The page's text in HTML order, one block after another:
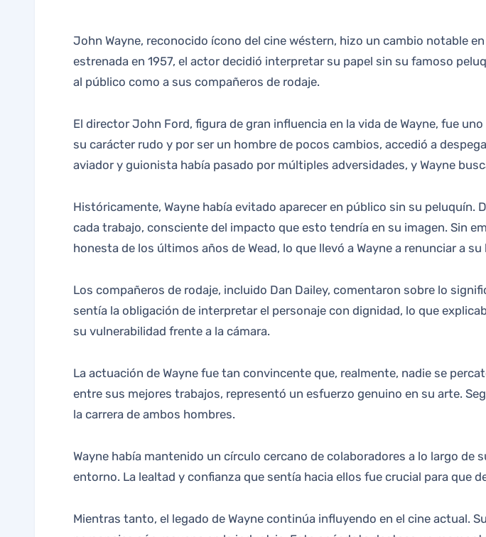
John Wayne, reconocido ícono del cine wéstern, hizo un cambio notable en una de las películas de su carrera. En "Las Alas de las Águilas",
estrenada en 1957, el actor decidió interpretar su papel sin su famoso
al público como a sus compañeros de rodaje.
El director John Ford, figura de gran influencia en la vida de Wayne, fue
su carácter rudo y por ser un hombre de pocos cambios, accedió a
aviador y guionista había pasado por múltiples adversidades, y Wayne
Históricamente, Wayne había evitado aparecer en público sin su
cada trabajo, consciente del impacto que esto tendría en su imagen. Sin
honesta de los últimos años de Wead, lo que llevó a Wayne a renunciar a
Los compañeros de rodaje, incluido Dan Dailey, comentaron sobre lo
sentía la obligación de interpretar el personaje con dignidad, lo que
su vulnerabilidad frente a la cámara.
La actuación de Wayne fue tan convincente que, realmente, nadie se
entre sus mejores trabajos, representó un esfuerzo genuino en su arte.
la carrera de ambos hombres.
Wayne había mantenido un círculo cercano de colaboradores a lo largo de
entorno. La lealtad y confianza que sentía hacia ellos fue crucial para que
Mientras tanto, el legado de Wayne continúa influyendo en el cine actual.